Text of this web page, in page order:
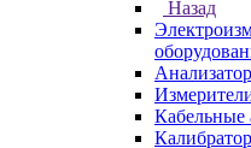
Назад
Кабельные